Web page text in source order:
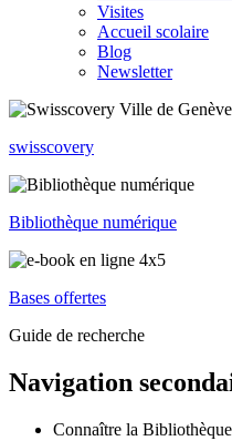
Visites
Accueil scolaire
Blog
Newsletter
swisscovery
Bibliothèque numérique
Bases offertes
Guide de recherche
Navigation
Connaître la Bibliothèque